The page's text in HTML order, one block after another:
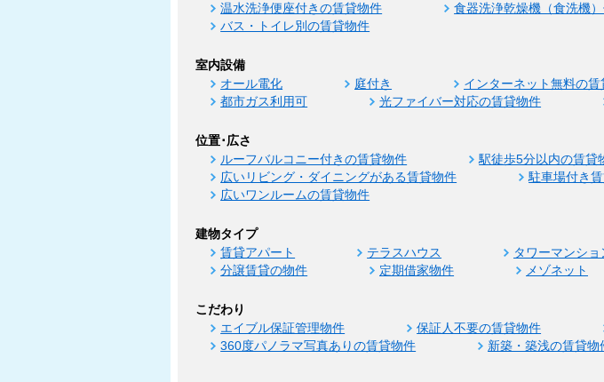
温水洗浄便座付きの賃貸物件 食器洗浄乾燥機（食洗機
バス・トイレ別の賃貸物件
室内設備
オール電化 庭付き インターネット無料の賃
都市ガス利用可
光ファイバー対応の賃貸物件
位置･広さ
ルーフバルコニー付きの賃貸物件 駅徒歩5分以内の賃貸
広いリビング・ダイニングがある賃貸物件
駐車場付き
広いワンルームの賃貸物件
建物タイプ
賃貸アパート テラスハウス タワーマンショ
分譲賃貸の物件
定期借家物件 メゾネット
こだわり
エイブル保証管理物件 保証人不要の賃貸物件
360度パノラマ写真ありの賃貸物件
新築・築浅の賃貸物